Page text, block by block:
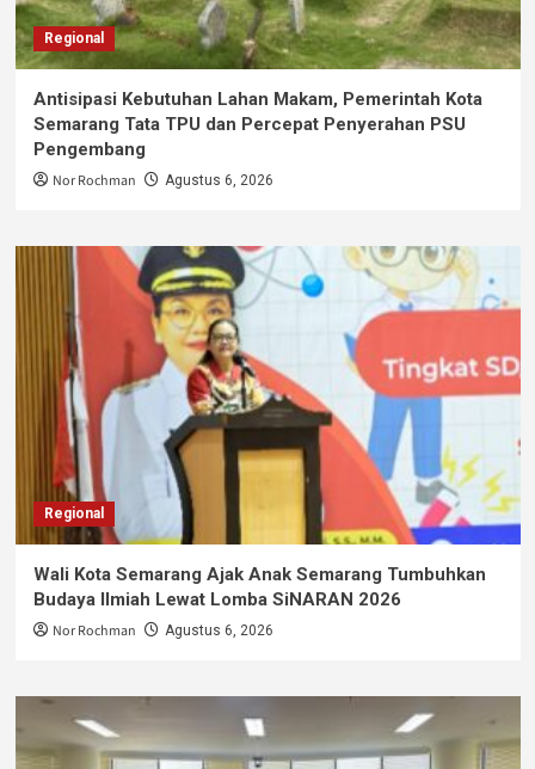
Regional
Antisipasi Kebutuhan Lahan Makam, Pemerintah Kota
Semarang Tata TPU dan Percepat Penyerahan PSU
Pengembang
Nor Rochman Agustus 6, 2026
Regional
Wali Kota Semarang Ajak Anak Semarang Tumbuhkan
Budaya Ilmiah Lewat Lomba SiNARAN 2026
Nor Rochman Agustus 6, 2026